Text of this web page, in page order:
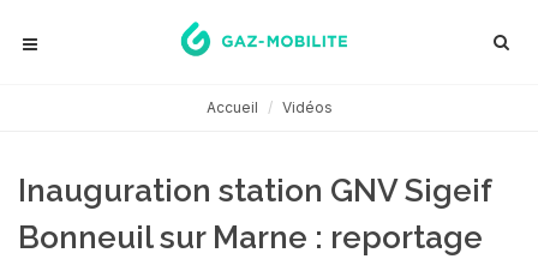
Accueil Vidéos
Inauguration station GNV Sigeif
Bonneuil sur Marne : reportage